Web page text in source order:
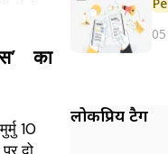
का
10
लोकप्रिय टैग